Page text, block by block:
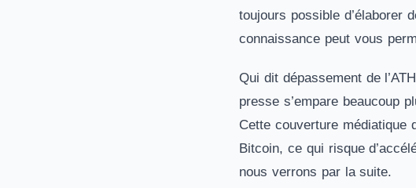
toujours possible d’élaborer
connaissance peut vous
Qui dit dépassement de
presse s’empare beaucoup
Cette couverture médiatique
Bitcoin, ce qui risque
nous verrons par la suite.